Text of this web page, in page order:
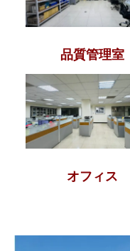
品質管理室
オフィス